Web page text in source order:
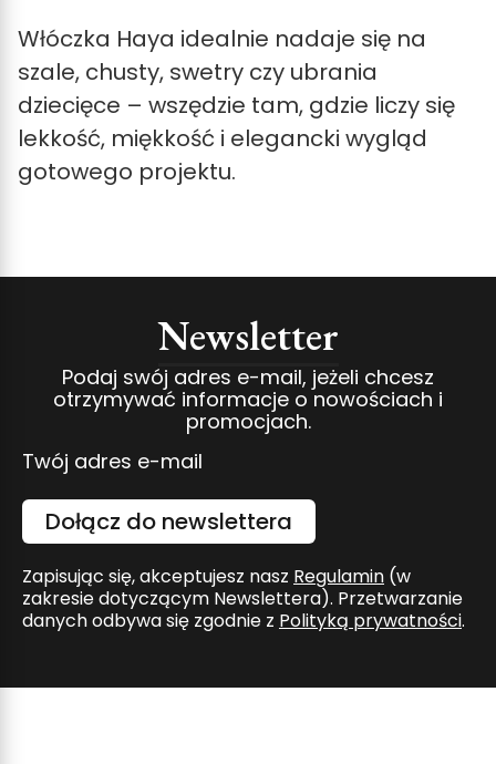
Włóczka Haya idealnie nadaje się na
szale, chusty, swetry czy ubrania
dziecięce – wszędzie tam, gdzie liczy się
lekkość, miękkość i elegancki wygląd
gotowego projektu.
Newsletter
Podaj swój adres e-mail, jeżeli chcesz
otrzymywać informacje o nowościach i
promocjach.
Twój adres e-mail
Dołącz do newslettera
Zapisując się, akceptujesz nasz Regulamin (w
zakresie dotyczącym Newslettera). Przetwarzanie
danych odbywa się zgodnie z Polityką prywatności.